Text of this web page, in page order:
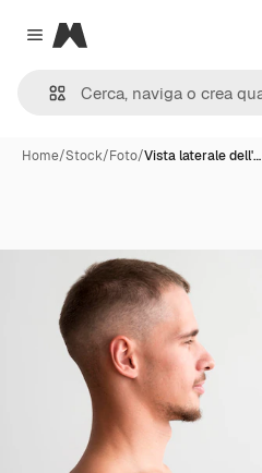
Close menu
Magnific
Home/Stock/Foto/Vista laterale dell'…